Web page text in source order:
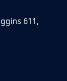
611,